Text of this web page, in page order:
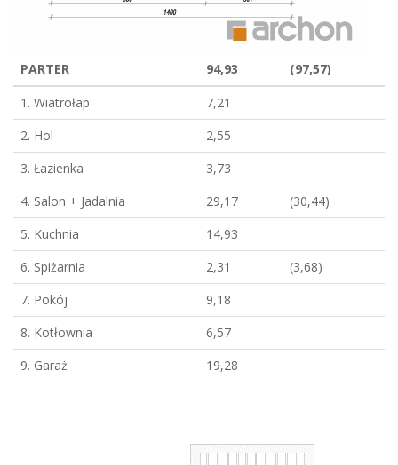
PARTER 94,93
(97,57)
1. Wiatrołap
7,21
2. Hol
2,55
3. Łazienka
3,73
4. Salon + Jadalnia
29,17
(30,44)
5. Kuchnia
14,93
6. Spiżarnia
2,31
(3,68)
7. Pokój
9,18
8. Kotłownia
6,57
9. Garaż
19,28